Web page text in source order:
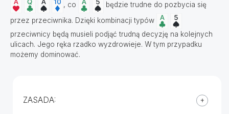
, co
będzie trudne do pozbycia się
przez przeciwnika. Dzięki kombinacji typów
przeciwnicy będą musieli podjąć trudną decyzję na kolejnych
ulicach. Jego ręka rzadko wyzdrowieje. W tym przypadku
możemy dominować.
ZASADA: